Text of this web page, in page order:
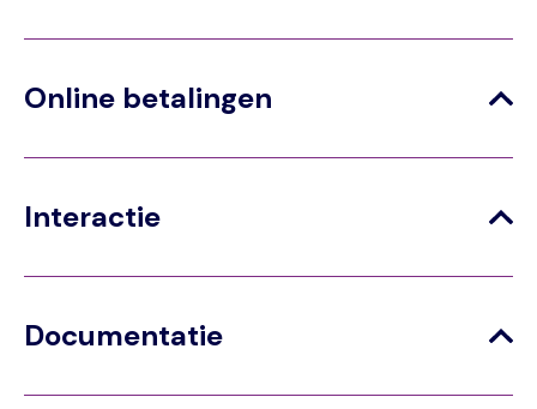
Online betalingen
Interactie
Documentatie